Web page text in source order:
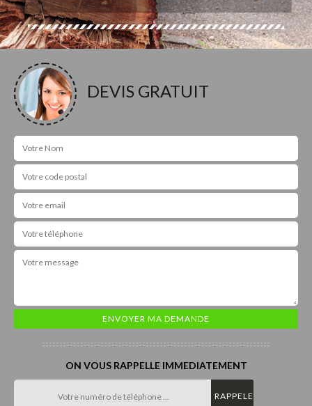
DEVIS GRATUIT
ON VOUS RAPPELLE IMMEDIATEMENT